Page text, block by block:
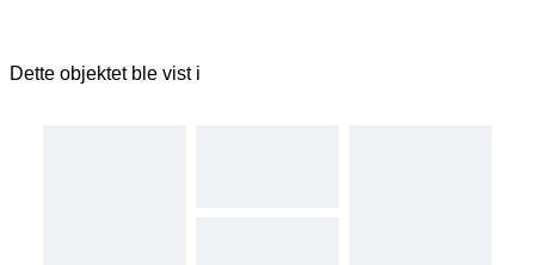
Dette objektet ble vist i